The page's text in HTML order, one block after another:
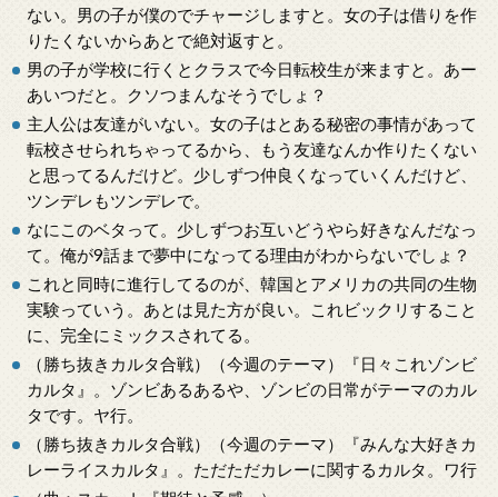
ない。男の子が僕のでチャージしますと。女の子は借りを作
りたくないからあとで絶対返すと。
男の子が学校に行くとクラスで今日転校生が来ますと。あー
あいつだと。クソつまんなそうでしょ？
主人公は友達がいない。女の子はとある秘密の事情があって
転校させられちゃってるから、もう友達なんか作りたくない
と思ってるんだけど。少しずつ仲良くなっていくんだけど、
ツンデレもツンデレで。
なにこのベタって。少しずつお互いどうやら好きなんだなっ
て。俺が9話まで夢中になってる理由がわからないでしょ？
これと同時に進行してるのが、韓国とアメリカの共同の生物
実験っていう。あとは見た方が良い。これビックリすること
に、完全にミックスされてる。
（勝ち抜きカルタ合戦）（今週のテーマ）『日々これゾンビ
カルタ』。ゾンビあるあるや、ゾンビの日常がテーマのカル
タです。ヤ行。
（勝ち抜きカルタ合戦）（今週のテーマ）『みんな大好きカ
レーライスカルタ』。ただただカレーに関するカルタ。ワ行